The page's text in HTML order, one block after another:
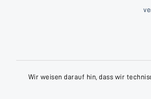
Wir weisen darauf hin, dass wir